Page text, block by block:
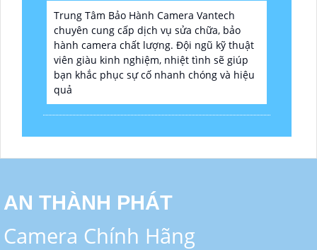
Trung Tâm Bảo Hành Camera Vantech
chuyên cung cấp dịch vụ sửa chữa, bảo
hành camera chất lượng. Đội ngũ kỹ thuật
viên giàu kinh nghiệm, nhiệt tình sẽ giúp
bạn khắc phục sự cố nhanh chóng và hiệu
quả
AN THÀNH PHÁT
Camera Chính Hãng